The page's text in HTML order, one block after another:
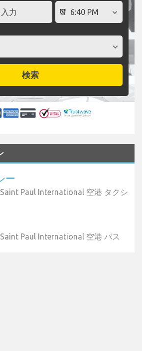
検索
ー
Paul International 空港 タクシ
Paul International 空港 バス